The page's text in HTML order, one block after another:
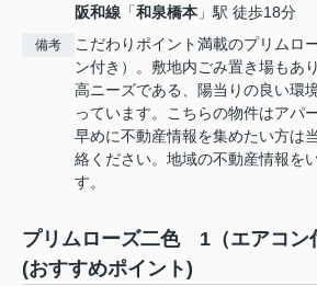
阪和線 「和泉橋本 」駅 徒歩18分
備考
こだわりポイント満載のプリムロ
ン付き）。敷地内ごみ置き場もあ
高ニーズである、陽当りの良い環
っています。こちらの物件はアパ
早めに不動産情報を集めたい方は
絡ください。地域の不動産情報を
す。
プリムローズ二色 1（エアコン
(おすすめポイント)